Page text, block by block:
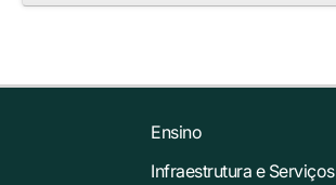
Ensino
Infraestrutura e Serviços